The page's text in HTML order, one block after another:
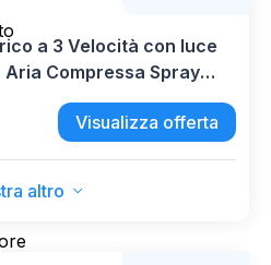
a 3 Velocità con luce
Aria Compressa Spray
Potente Kit Pulizia
Visualizza offerta
altro